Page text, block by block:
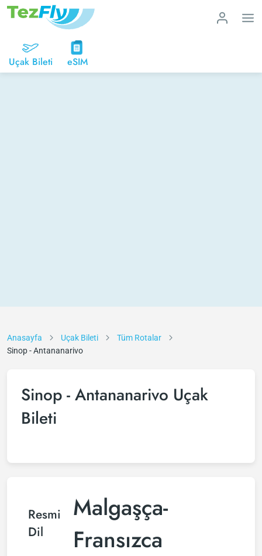
Uçak Bileti eSIM
Anasayfa Uçak Bileti
Tüm Rotalar
Sinop - Antananarivo
Sinop - Antananarivo Uçak
Bileti
Resmi
Dil
Malgaşça-
Fransızca